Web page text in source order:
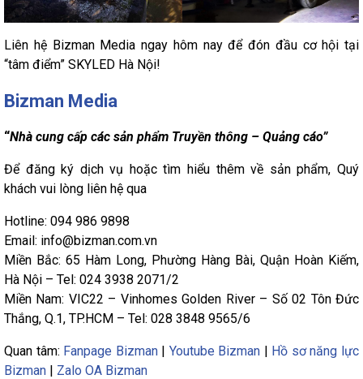
Liên hệ Bizman Media ngay hôm nay để đón đầu cơ hội tại
“tâm điểm” SKYLED Hà Nội!
Bizman Media
“Nhà cung cấp các sản phẩm Truyền thông – Quảng cáo”
Để đăng ký dịch vụ hoặc tìm hiểu thêm về sản phẩm, Quý
khách vui lòng liên hệ qua
Hotline: 094 986 9898
Email: info@bizman.com.vn
Miền Bắc: 65 Hàm Long, Phường Hàng Bài, Quận Hoàn Kiếm,
Hà Nội – Tel: 024 3938 2071/2
Miền Nam: VIC22 – Vinhomes Golden River – Số 02 Tôn Đức
Thắng, Q.1, TP.HCM – Tel: 028 3848 9565/6
Quan tâm: Fanpage Bizman| Youtube Bizman | Hồ sơ năng lực
Bizman | Zalo OA Bizman